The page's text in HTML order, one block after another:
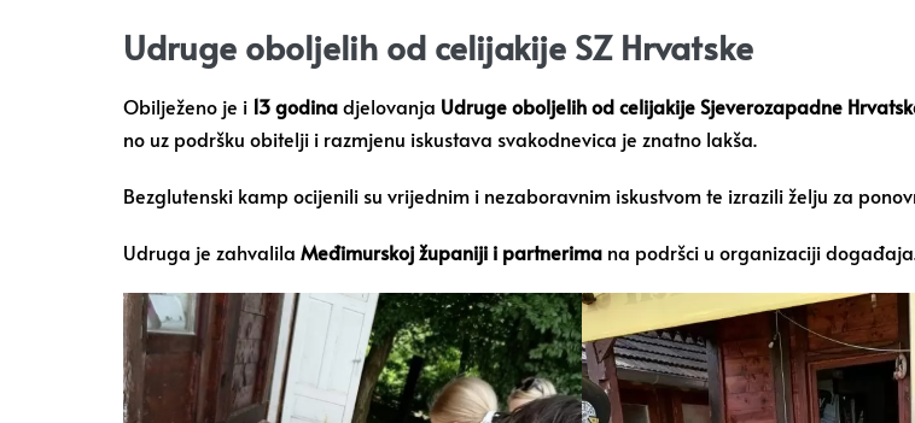
Udruge oboljelih od celijakije SZ Hrvatske
Obilježeno je i 13 godinadjelovanja Udruge oboljelih od celijakije Sjeverozapadne
no uz podršku obitelji i razmjenu iskustava svakodnevica je znatno lakša.
Bezglutenski kamp ocijenili su vrijednim i nezaboravnim iskustvom te izrazili želju za
Udruga je zahvalila Međimurskoj županiji i partnerima na podršci u organizaciji